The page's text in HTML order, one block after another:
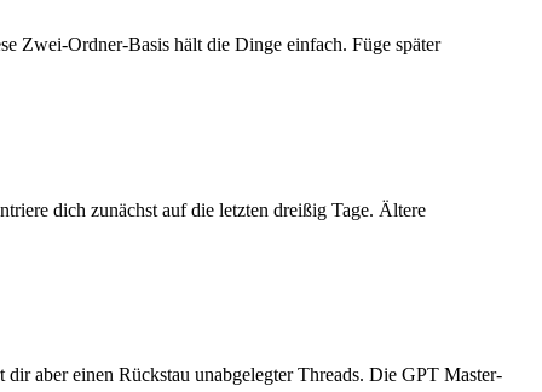
Zwei-Ordner-Basis hält die Dinge einfach. Füge später
dich zunächst auf die letzten dreißig Tage. Ältere
aber einen Rückstau unabgelegter Threads. Die GPT Master-